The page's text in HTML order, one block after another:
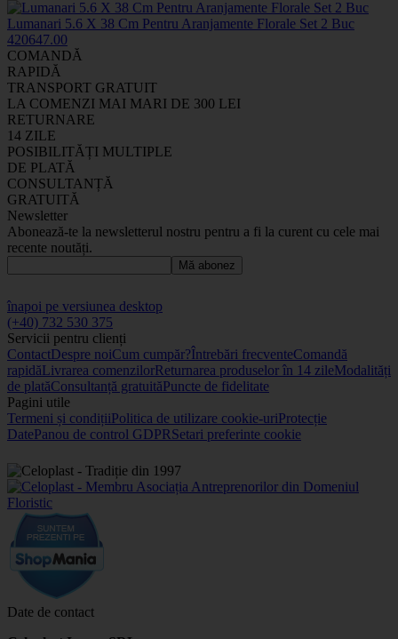
Lumanari 5.6 X 38 Cm Pentru Aranjamente Florale Set 2 Buc
420647.00
COMANDĂ
RAPIDĂ
TRANSPORT GRATUIT
LA COMENZI MAI MARI DE 300 LEI
RETURNARE
14 ZILE
POSIBILITĂȚI MULTIPLE
DE PLATĂ
CONSULTANȚĂ
GRATUITĂ
Newsletter
Abonează-te la newsletterul nostru pentru a fi la curent cu cele mai
recente noutăți.
Mă abonez
înapoi pe versiunea desktop
(+40) 732 530 375
Servicii pentru clienți
ContactDespre noiCum cumpăr?Întrebări frecventeComandă
rapidăLivrarea comenzilorReturnarea produselor în 14 zileModalități
de platăConsultanță gratuităPuncte de fidelitate
Pagini utile
Termeni și condițiiPolitica de utilizare cookie-uriProtecție
DatePanou de control GDPRSetari preferinte cookie
Date de contact